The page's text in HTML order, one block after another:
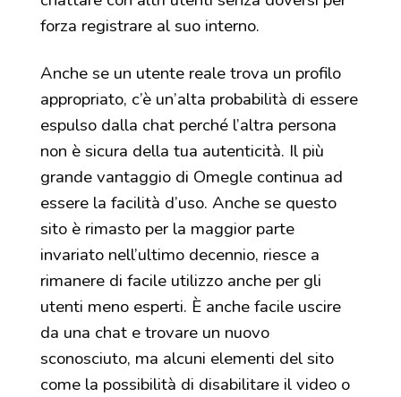
forza registrare al suo interno.
Anche se un utente reale trova un profilo
appropriato, c’è un’alta probabilità di essere
espulso dalla chat perché l’altra persona
non è sicura della tua autenticità. Il più
grande vantaggio di Omegle continua ad
essere la facilità d’uso. Anche se questo
sito è rimasto per la maggior parte
invariato nell’ultimo decennio, riesce a
rimanere di facile utilizzo anche per gli
utenti meno esperti. È anche facile uscire
da una chat e trovare un nuovo
sconosciuto, ma alcuni elementi del sito
come la possibilità di disabilitare il video o